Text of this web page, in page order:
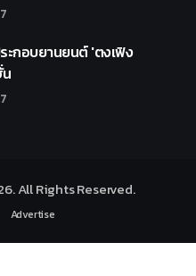
ะกอบยานยนต์ 'ตงเฟิง
. All Rights Reserved.
Advertise